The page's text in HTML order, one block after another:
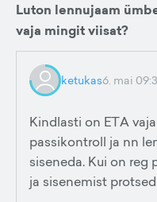
Luton lennujaam
vaja mingit viisat?
ketukas6. mai
Kindlasti on ETA
passikontroll ja nn
siseneda. Kui on reg
ja sisenemist